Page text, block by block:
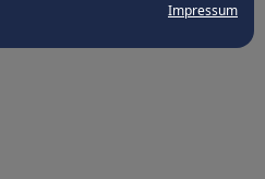
Impressum